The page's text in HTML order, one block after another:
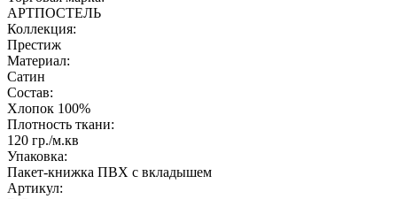
АРТПОСТЕЛЬ
Коллекция:
Престиж
Материал:
Сатин
Состав:
Хлопок 100%
Плотность ткани:
120 гр./м.кв
Упаковка:
Пакет-книжка ПВХ с вкладышем
Артикул: